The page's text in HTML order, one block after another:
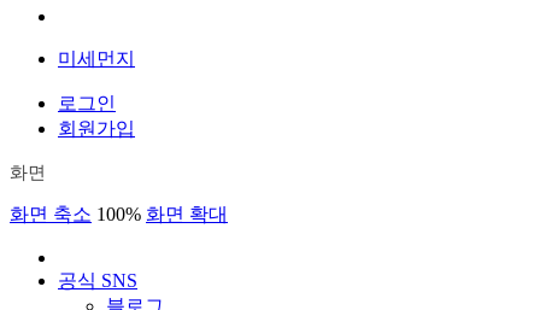
미세먼지
로그인
회원가입
화면
화면 축소 100% 화면 확대
공식 SNS
블로그